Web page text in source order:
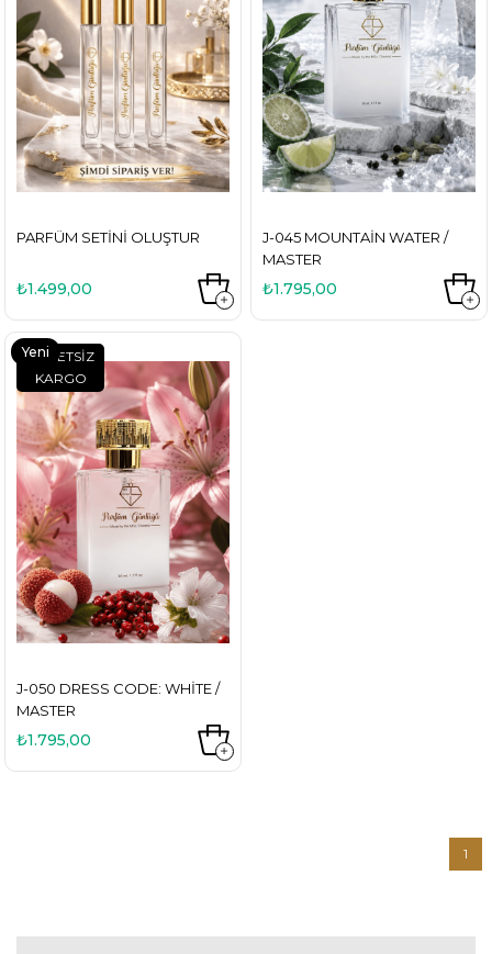
PARFÜM SETINI OLUŞTUR
₺1.499,00
J-045 MOUNTAIN WATER /
MASTER
₺1.795,00
J-050 DRESS CODE: WHITE /
MASTER
₺1.795,00
ÜCRETSIZ
KARGO
Yeni
Ürün
1